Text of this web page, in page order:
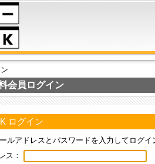
会員ログイン
ログイン
ルアドレスとパスワードを入力してログイ
ス：